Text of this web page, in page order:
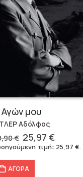
μου
Αδόλφος
€ Original
price
39,90 €.
25,97 €Η
τιμή: 25,97 €.
ΑΓΟΡΑ